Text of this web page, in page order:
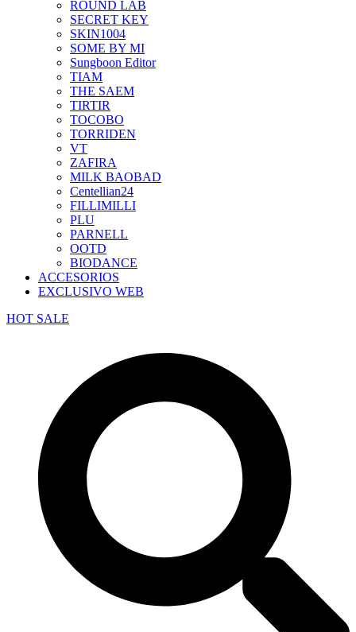
ROUND LAB
SECRET KEY
SKIN1004
SOME BY MI
Sungboon Editor
TIAM
THE SAEM
TIRTIR
TOCOBO
TORRIDEN
VT
ZAFIRA
MILK BAOBAD
Centellian24
FILLIMILLI
PLU
PARNELL
OOTD
BIODANCE
ACCESORIOS
EXCLUSIVO WEB
HOT SALE